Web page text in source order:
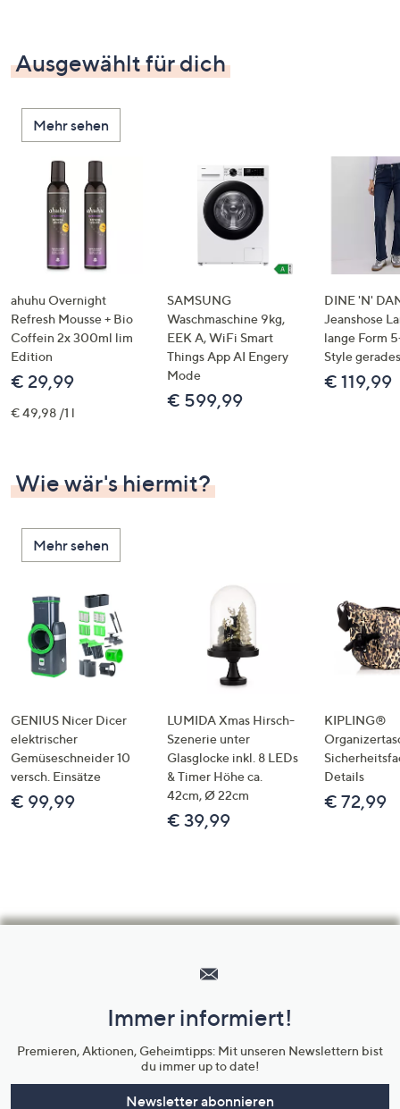
Ausgewählt für dich
Mehr sehen
ahuhu Overnight
Refresh Mousse + Bio
Coffein 2x 300ml lim
Edition
€ 29,99
€ 49,98 /1 l
SAMSUNG
Waschmaschine 9kg,
EEK A, WiFi Smart
Things App AI Engery
Mode
€ 599,99
DINE 'N'
Jeanshose
lange Form
Style
€ 119,99
Wie wär's hiermit?
Mehr sehen
GENIUS Nicer Dicer
elektrischer
Gemüseschneider 10
versch. Einsätze
€ 99,99
LUMIDA Xmas Hirsch-
Szenerie unter
Glasglocke inkl. 8 LEDs
& Timer Höhe ca.
42cm, Ø 22cm
€ 39,99
KIPLING®
Details
€ 72,99
Unternehmensinformationen
Immer informiert!
Premieren, Aktionen, Geheimtipps: Mit unseren Newslettern bist
du immer up to date!
Newsletter abonnieren